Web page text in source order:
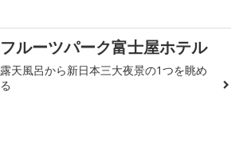
フルーツパーク富士屋ホテル
露天風呂から新日本三大夜景の1つを眺め
る